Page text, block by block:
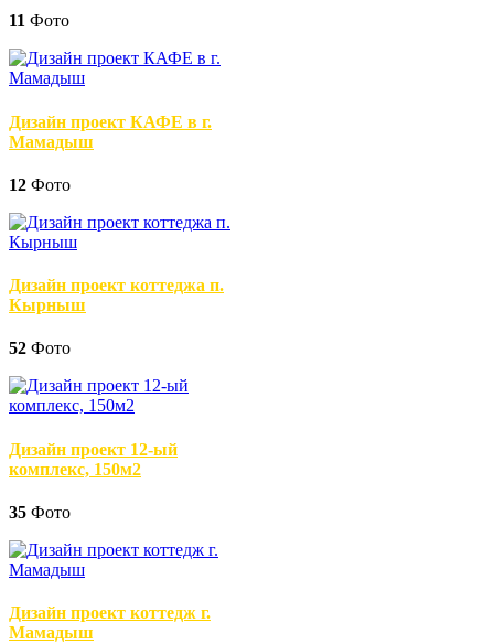
11 Фото
Дизайн проект КАФЕ в г.
Мамадыш
12 Фото
Дизайн проект коттеджа п.
Кырныш
52 Фото
Дизайн проект 12-ый
комплекс, 150м2
35 Фото
Дизайн проект коттедж г.
Мамадыш